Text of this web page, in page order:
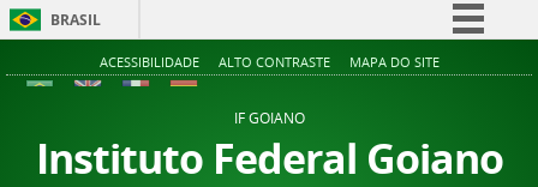
BRASIL
Simplifique!
Acesso à informação
ACESSIBILIDADE ALTO CONTRASTE MAPA DO SITE
IF GOIANO
Instituto Federal Goiano